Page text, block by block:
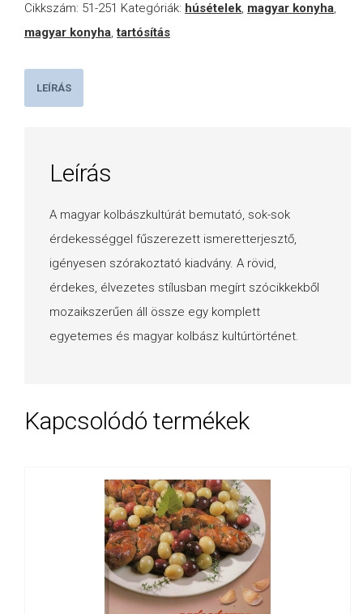
Cikkszám: 51-251 Kategóriák: húsételek, magyar konyha,
magyar konyha,tartósítás
LEÍRÁS
Leírás
A magyar kolbászkultúrát bemutató, sok-sok
érdekességgel fűszerezett ismeretterjesztő,
igényesen szórakoztató kiadvány. A rövid,
érdekes, élvezetes stílusban megírt szócikkekből
mozaikszerűen áll össze egy komplett
egyetemes és magyar kolbász kultúrtörténet.
Kapcsolódó termékek